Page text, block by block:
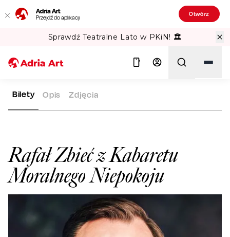
Adria Art
Przejdź do aplikacji Otwórz
Sprawdź Teatralne Lato w PKiN! 🏛️
ADRIA ART ARTYŚCI RAFAŁ ZBIEĆ Z KABARETU
Rafał Zbieć z Kabaretu
Moralnego Niepokoju
Bilety Opis Zdjęcia